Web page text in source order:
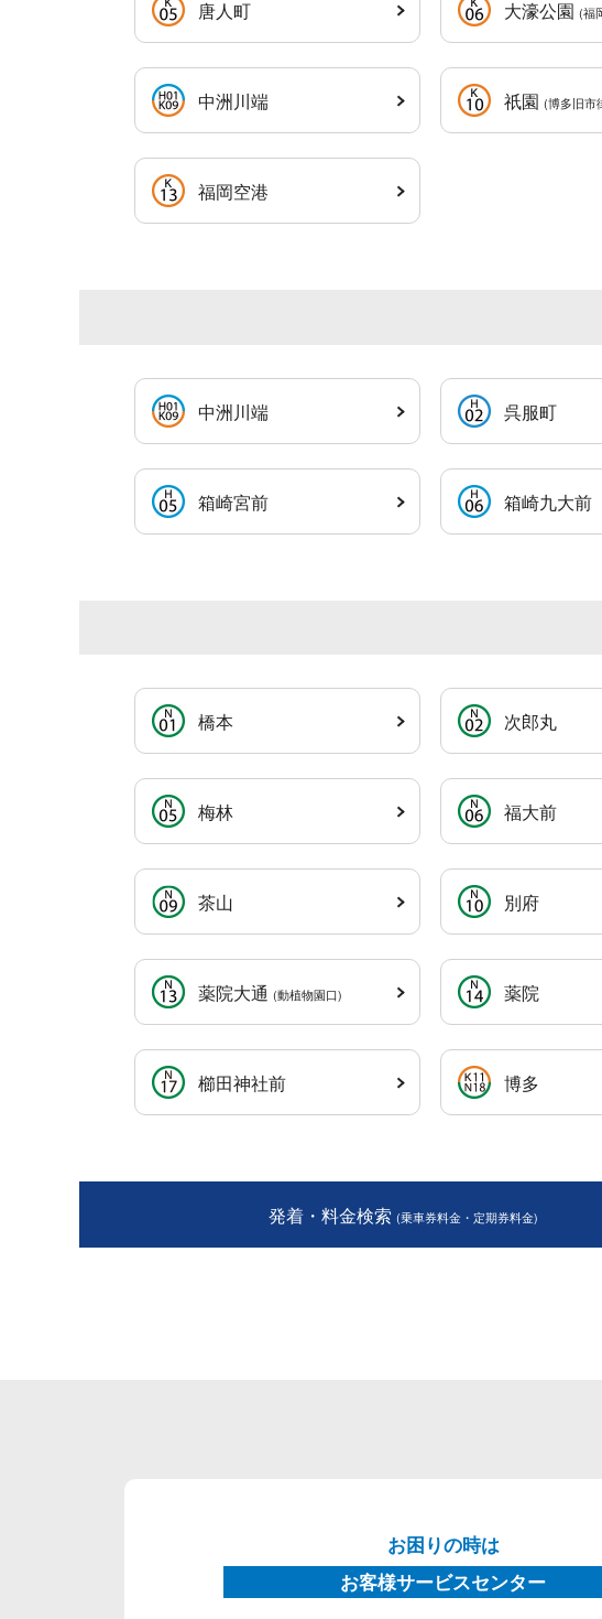
唐人町 大濠公園 (福
中洲川端 祇園 (博多旧市
福岡空港
中洲川端 呉服町
箱崎宮前 箱崎九大前
橋本 次郎丸
梅林 福大前
茶山 別府
薬院大通(動植物園口) 薬院
櫛田神社前 博多
発着・料金検索 (乗車券料金・定期券料金)
お困りの時は
お客様サービスセンター